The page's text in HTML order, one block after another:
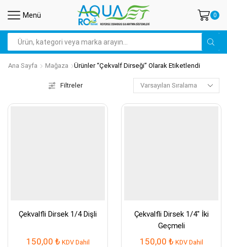
Menü 0
Search
input
Ana Sayfa Mağaza Ürünler “çekvalf Dirseği” Olarak Etiketlendi
Filtreler
Çekvalfli Dirsek 1/4 Dişli
150,00 ₺ KDV Dahil
Çekvalfli Dirsek 1/4″ İki
Geçmeli
150,00 ₺ KDV Dahil